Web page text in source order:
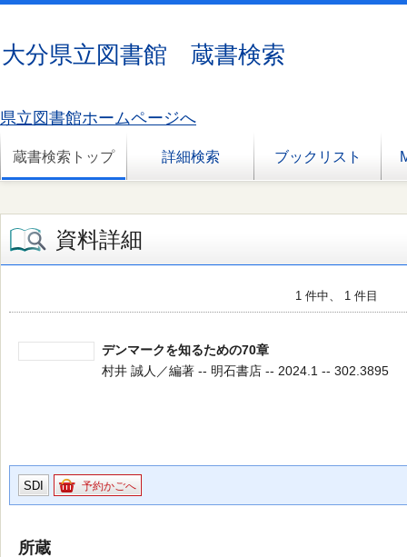
大分県立図書館 蔵書検索
県立図書館ホームページへ
蔵書検索トップ 詳細検索 ブックリスト
資料詳細
1 件中、 1 件目
デンマークを知るための70章
村井 誠人／編著 -- 明石書店 -- 2024.1 -- 302.3895
SDI 予約かごへ
所蔵